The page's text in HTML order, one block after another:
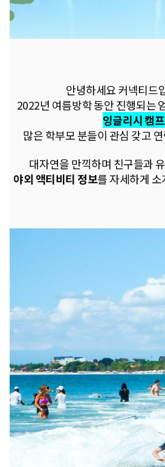
안녕하세요 커넥티드
2022년 여름방학 동안 진행되는
잉글리시 캠프
많은 학부모 분들이 관심 갖고
대자연을 만끽하며 친구들과
야외 액티비티 정보를 자세하게 소